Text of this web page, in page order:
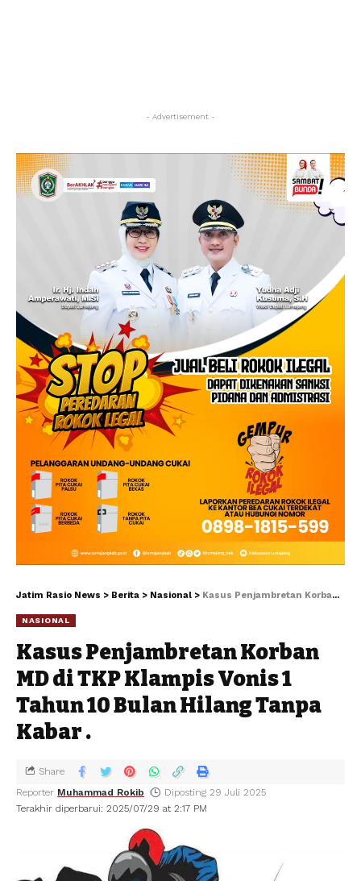
- Advertisement -
Jatim Rasio News > Berita > Nasional > Kasus Penjambretan Korban MD di TKP Klampis Vonis 1 Tahun 10 Bulan Hilang Tanpa Kabar .
NASIONAL
Kasus Penjambretan Korban
MD di TKP Klampis Vonis 1
Tahun 10 Bulan Hilang Tanpa
Kabar .
Terakhir diperbarui: 2025/07/29 at 2:17 PM
Reporter Muhammad Rokib Diposting 29 Juli 2025
Share